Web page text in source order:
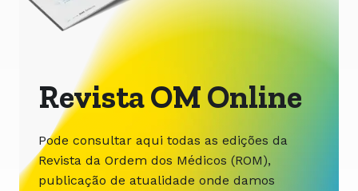
Revista OM Online
Pode consultar aqui todas as edições da
Revista da Ordem dos Médicos (ROM),
publicação de atualidade onde damos